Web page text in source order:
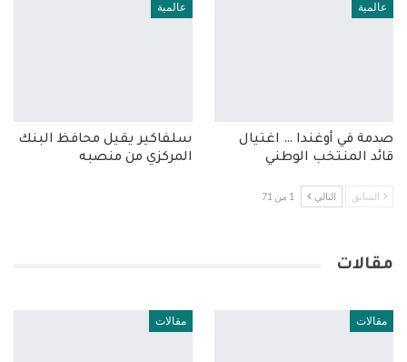
عالمية
صدمة في أوغندا … اغتيال
قائد المنتخب الوطني
عالمية
سلفاكير يقيل محافظ البنك
المركزي من منصبه
السابق التالي 1 من 71
مقالات
مقالات مقالات